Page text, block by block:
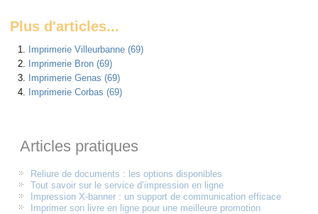
Plus d'articles...
Imprimerie Villeurbanne (69)
Imprimerie Bron (69)
Imprimerie Genas (69)
Imprimerie Corbas (69)
Articles pratiques
Reliure de documents : les options disponibles
Tout savoir sur le service d’impression en ligne
Impression X-banner : un support de communication efficace
Imprimer son livre en ligne pour une meilleure promotion